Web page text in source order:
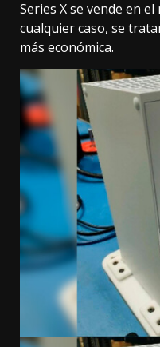
Series Xse vende en el
cualquier caso, se
más económica.